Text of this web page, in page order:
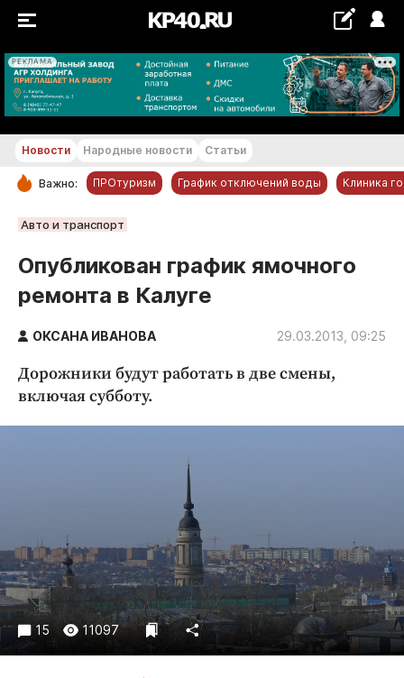
РЕКЛАМА
+18...+19 °С
РУБРИКИ
Обнинск
Новости компаний
Статьи
Народные новости
Авто и транспорт
Благоустройство
Недвижимость и ЖКХ
Погода
Праздники
Происшествия
Спорт
Экономика и бизнес
Новости Народные новости Статьи
Важно: ПРОтуризм График отключений воды Клиника
Авто и транспорт
Опубликован график ямочного
ремонта в Калуге
ОКСАНА ИВАНОВА 29.03.2013, 09:25
Дорожники будут работать в две смены,
включая субботу.
15 11097